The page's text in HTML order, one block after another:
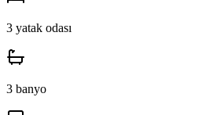
3 yatak odası
3 banyo